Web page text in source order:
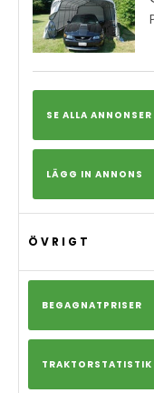
SE ALLA ANNONSER
LÄGG IN ANNONS
ÖVRIGT
BEGAGNATPRISER
TRAKTORSTATISTIK